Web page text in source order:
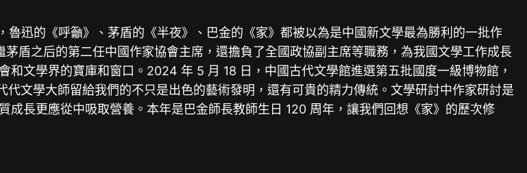
迅的《呼籲》、茅盾的《半夜》、巴金的《家》都被以為是中國新文學最為勝利的一批作
盾之后的第二任中國作家協會主席，還擔負了全國政協副主席等職務，為我國文學工作成長
文學界的寶庫和窗口。2024 年 5 月 18 日，中國古代文學館進選第五批國度一級博物館，
文學大師留給我們的不只是出色的藝術發明，還有可貴的精力傳統。文學研討中作家研討是
長更應從中吸取營養。本年是巴金師長教師生日 120 周年，讓我們回想《家》的歷次修